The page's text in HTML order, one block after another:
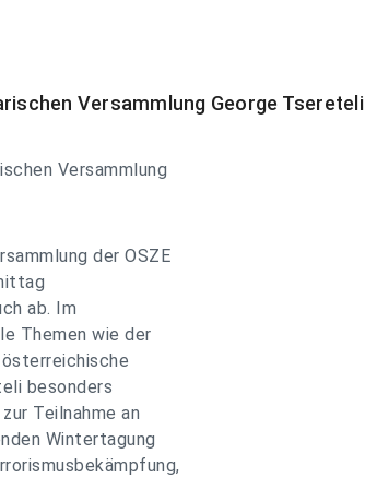
Versammlung George Tsereteli
Versammlung
der OSZE
ab. Im
Themen wie der
besonders
Teilnahme an
Wintertagung